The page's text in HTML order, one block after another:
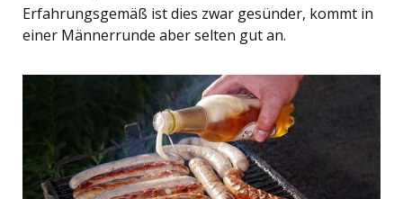
Erfahrungsgemäß ist dies zwar gesünder, kommt in
einer Männerrunde aber selten gut an.